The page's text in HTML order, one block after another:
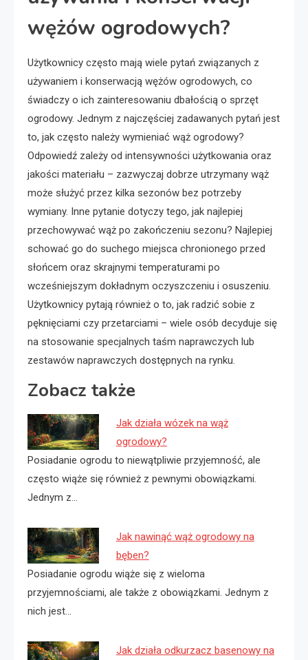
wężów ogrodowych?
Użytkownicy często mają wiele pytań związanych z
używaniem i konserwacją wężów ogrodowych, co
świadczy o ich zainteresowaniu dbałością o sprzęt
ogrodowy. Jednym z najczęściej zadawanych pytań jest
to, jak często należy wymieniać wąż ogrodowy?
Odpowiedź zależy od intensywności użytkowania oraz
jakości materiału – zazwyczaj dobrze utrzymany wąż
może służyć przez kilka sezonów bez potrzeby
wymiany. Inne pytanie dotyczy tego, jak najlepiej
przechowywać wąż po zakończeniu sezonu? Najlepiej
schować go do suchego miejsca chronionego przed
słońcem oraz skrajnymi temperaturami po
wcześniejszym dokładnym oczyszczeniu i osuszeniu.
Użytkownicy pytają również o to, jak radzić sobie z
pęknięciami czy przetarciami – wiele osób decyduje się
na stosowanie specjalnych taśm naprawczych lub
zestawów naprawczych dostępnych na rynku.
Zobacz także
Jak działa wózek na wąż
ogrodowy?
Posiadanie ogrodu to niewątpliwie przyjemność, ale
często wiąże się również z pewnymi obowiązkami.
Jednym z…
Jak nawinąć wąż ogrodowy na
bęben?
Posiadanie ogrodu wiąże się z wieloma
przyjemnościami, ale także z obowiązkami. Jednym z
nich jest…
Jak działa odkurzacz basenowy na